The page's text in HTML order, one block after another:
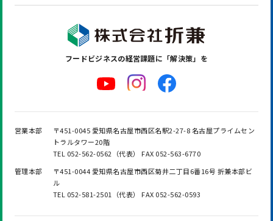
フードビジネスの経営課題に「解決策」を
営業本部
〒451-0045 愛知県名古屋市西区名駅2-27-8 名古屋プライムセン
トラルタワー20階
TEL 052-562-0562（代表） FAX 052-563-6770
管理本部
〒451-0044 愛知県名古屋市西区菊井二丁目6番16号 折兼本部ビ
ル
TEL 052-581-2501（代表） FAX 052-562-0593